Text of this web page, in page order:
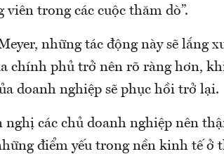
viên trong các cuộc thăm dò”.
những tác động này sẽ lắng
chính phủ trở nên rõ ràng hơn,
doanh nghiệp sẽ phục hồi trở lại.
nghị các chủ doanh nghiệp nên
điểm yếu trong nền kinh tế ở